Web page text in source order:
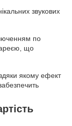
якому ефект
по
що
звукових